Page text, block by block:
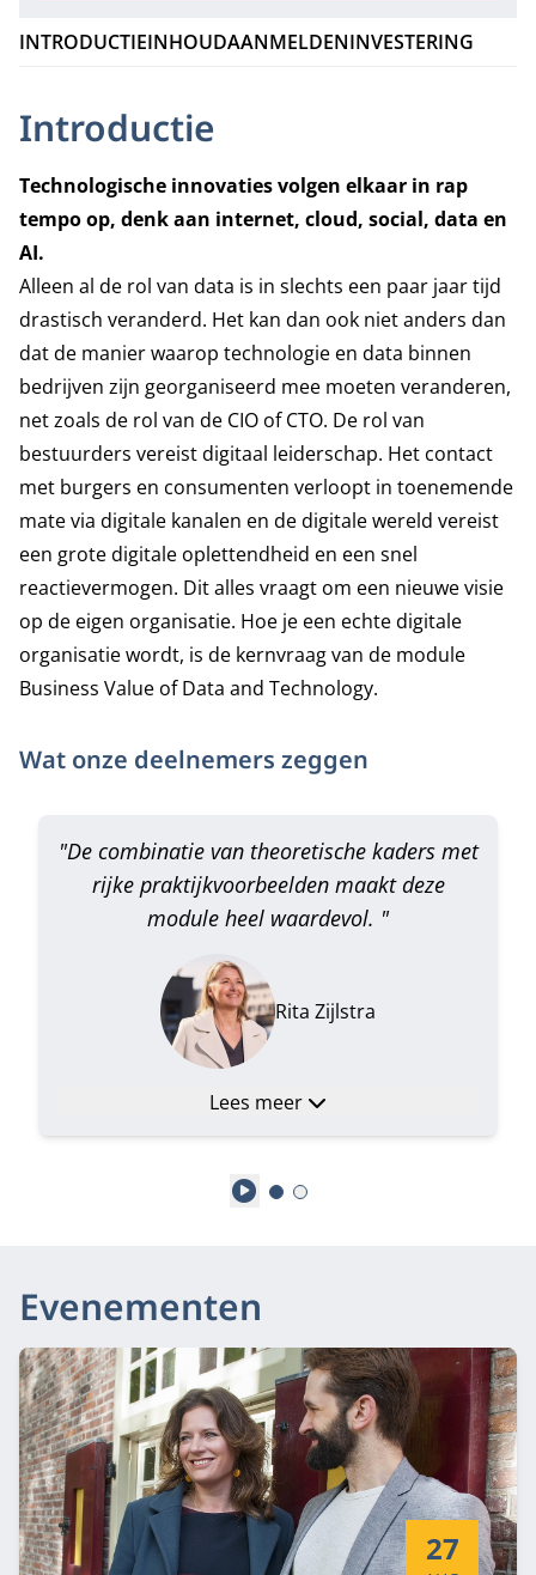
INTRODUCTIEINHOUDAANMELDENINVESTERING
Introductie
Technologische innovaties volgen elkaar in rap
tempo op, denk aan internet, cloud, social, data en
AI.
Alleen al de rol van data is in slechts een paar jaar tijd
drastisch veranderd. Het kan dan ook niet anders dan
dat de manier waarop technologie en data binnen
bedrijven zijn georganiseerd mee moeten veranderen,
net zoals de rol van de CIO of CTO. De rol van
bestuurders vereist digitaal leiderschap. Het contact
met burgers en consumenten verloopt in toenemende
mate via digitale kanalen en de digitale wereld vereist
een grote digitale oplettendheid en een snel
reactievermogen. Dit alles vraagt om een nieuwe visie
op de eigen organisatie. Hoe je een echte digitale
organisatie wordt, is de kernvraag van de module
Business Value of Data and Technology.
Wat onze deelnemers zeggen
"De combinatie van theoretische kaders met
rijke praktijkvoorbeelden maakt deze
module heel waardevol. "
Rita Zijlstra
Lees meer
Play
Evenementen
Startdatum:
27